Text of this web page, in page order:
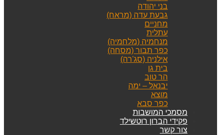
בני יהודה
גבעת עדה (מראח)
מחניים
עתלית
מנחמיה (מלחמיה)
כפר תבור (מסחה)
אילניה (סג'רה)
בית גן
הר טוב
יבנאל – ימה
מוצא
כפר סבא
מסמכי המושבות
פקידי הברון רוטשילד
צור קשר